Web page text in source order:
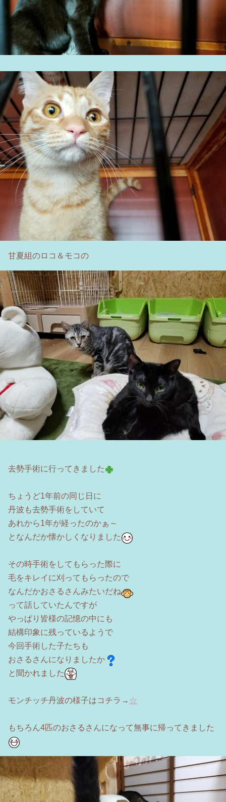
甘夏組のロコ＆モコの
去勢手術に行ってきました
ちょうど1年前の同じ日に
丹波も去勢手術をしていて
あれから1年が経ったのかぁ～
となんだか懐かしくなりました
その時手術をしてもらった際に
毛をキレイに刈ってもらったので
なんだかおさるさんみたいだね
って話していたんですが
やっぱり皆様の記憶の中にも
結構印象に残っているようで
今回手術した子たちも
おさるさんになりましたか
と聞かれました
モンチッチ丹波の様子はコチラ→ ☆
もちろん4匹のおさるさんになって無事に帰ってきました